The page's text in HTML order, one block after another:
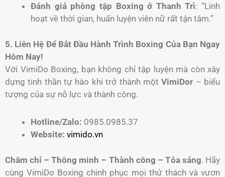
Đánh giá phòng tập Boxing ở Thanh Trì: “Linh
hoạt về thời gian, huấn luyện viên nữ rất tận tâm.”
5. Liên Hệ Để Bắt Đầu Hành Trình Boxing Của Bạn Ngay
Hôm Nay!
Với VimiDo Boxing, bạn không chỉ tập luyện mà còn xây
dựng tinh thần tự hào khi trở thành mộtVimiDor – biểu
tượng của sự nỗ lực và thành công.
Hotline/Zalo: 0985.0985.37
Website: vimido.vn
Chăm chỉ – Thông minh – Thành công – Tỏa sáng. Hãy
cùng VimiDo Boxing chinh phục mọi thử thách và vươn